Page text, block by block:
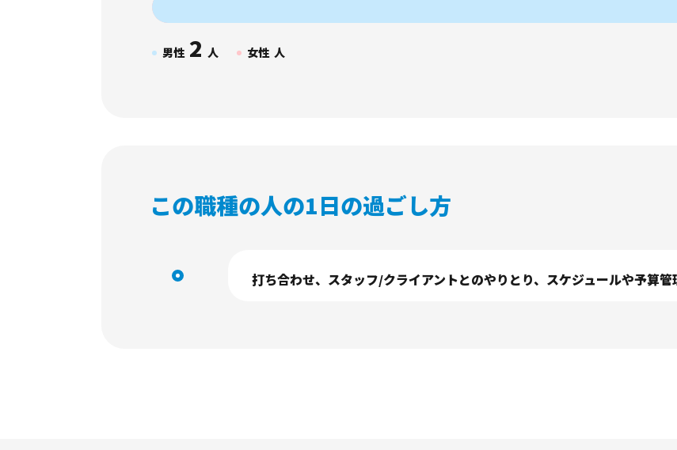
男性 2 人 女性 人
この職種の人の1日の過ごし方
打ち合わせ、スタッフ/クライアントとのやりとり、スケジュールや予算